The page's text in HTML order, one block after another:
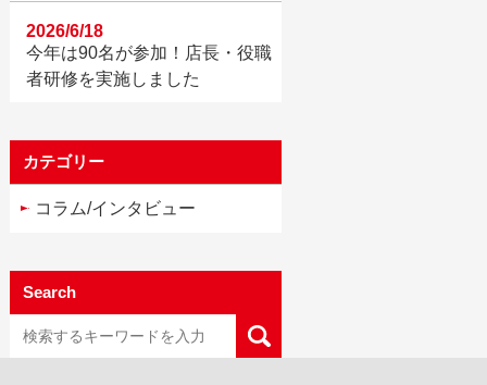
今年は90名が参加！店長・役職
者研修を実施しました
2026/6/18
カテゴリー
コラム/インタビュー
Search